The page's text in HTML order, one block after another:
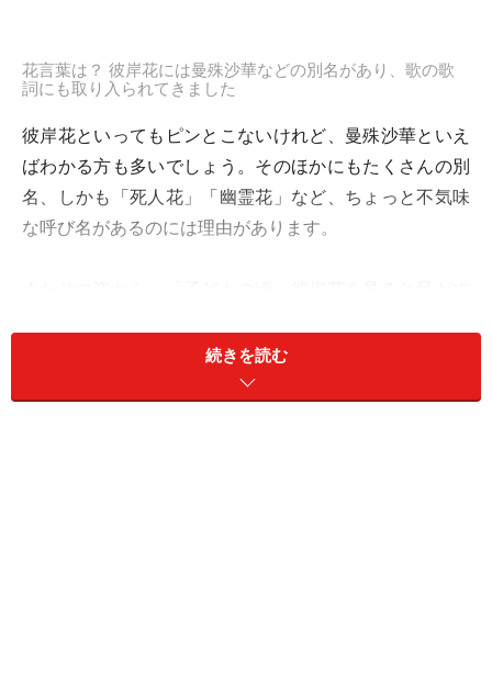
花言葉は？ 彼岸花には曼殊沙華などの別名があり、歌の歌
詞にも取り入られてきました
彼岸花といってもピンとこないけれど、曼殊沙華といえ
ばわかる方も多いでしょう。そのほかにもたくさんの別
名、しかも「死人花」「幽霊花」など、ちょっと不気味
な呼び名があるのには理由があります。
ば、「あの妖艶さが好き」「この花を見ると癒される」
という人もいます。いずれにしても、妖しい雰囲気が漂
続きを読む